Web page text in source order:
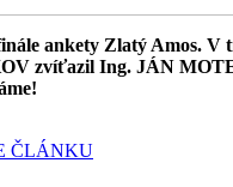
ankety Zlatý Amos. V
zvíťazil Ing. JÁN
ČLÁNKU